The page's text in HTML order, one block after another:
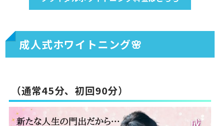
成人式ホワイトニング🌸
（通常45分、初回90分）